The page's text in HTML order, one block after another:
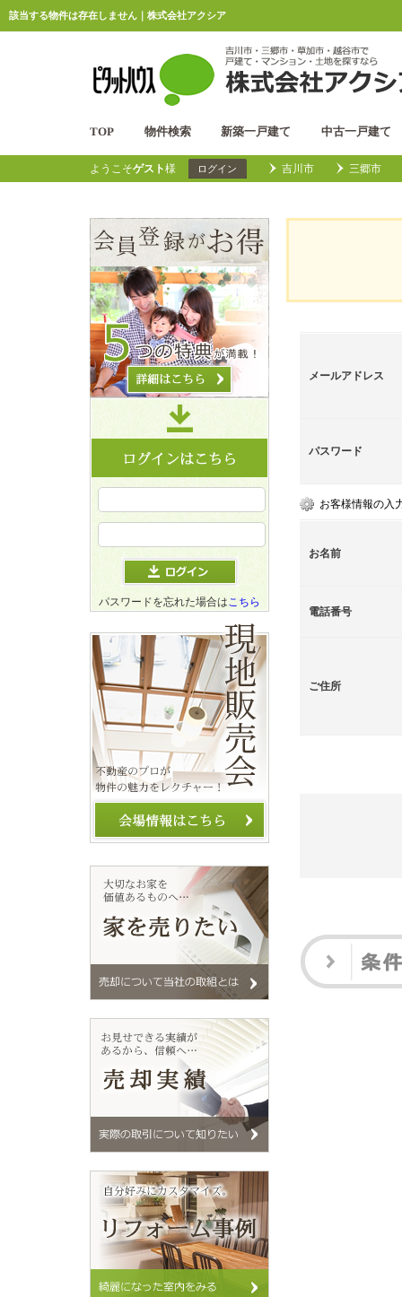
該当する物件は存在しません｜株式会社アクシア
TOP 物件検索 新築一戸建て 中古一戸建て
ようこそゲスト様 ログイン 吉川市 三郷市
メールアドレス
パスワード
お客様情報の入
お名前
電話番号
ご住所
パスワードを忘れた場合はこちら